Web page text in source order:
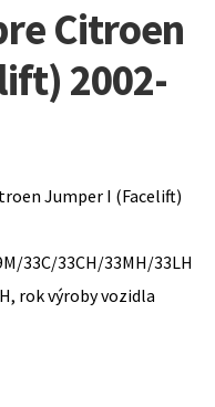
Citroen
2002-
Jumper I (Facelift)
33C/33CH/33MH/33LH
rok výroby vozidla